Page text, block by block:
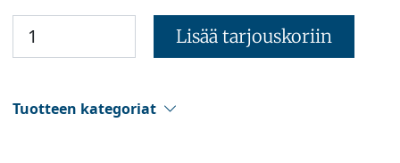
Lisää tarjouskoriin
Tuotteen kategoriat